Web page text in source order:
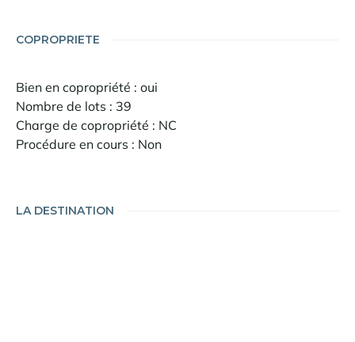
COPROPRIETE
Bien en copropriété : oui
Nombre de lots : 39
Charge de copropriété : NC
Procédure en cours : Non
LA DESTINATION